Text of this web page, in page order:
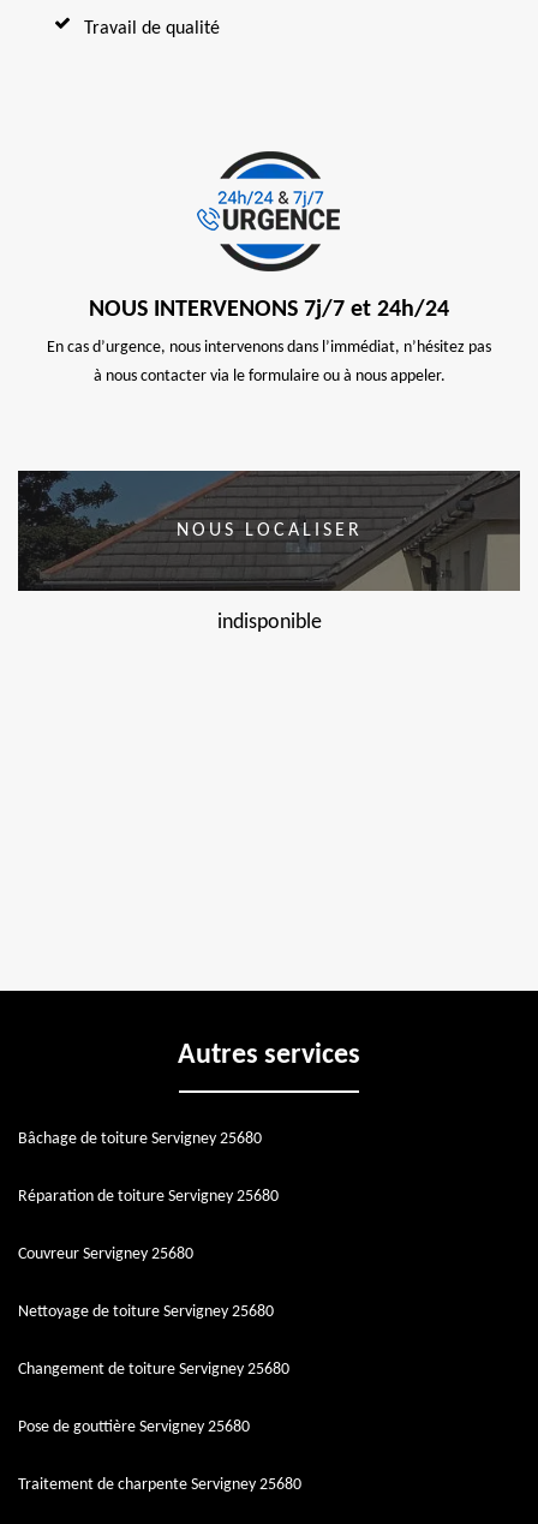
Travail de qualité
NOUS INTERVENONS 7j/7 et 24h/24
En cas d’urgence, nous intervenons dans l’immédiat, n’hésitez pas
à nous contacter via le formulaire ou à nous appeler.
NOUS LOCALISER
indisponible
Autres services
Bâchage de toiture Servigney 25680
Réparation de toiture Servigney 25680
Couvreur Servigney 25680
Nettoyage de toiture Servigney 25680
Changement de toiture Servigney 25680
Pose de gouttière Servigney 25680
Traitement de charpente Servigney 25680